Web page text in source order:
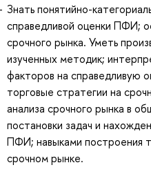
Знать понятийно-
справедливой оценки ПФИ;
срочного рынка. Уметь
изученных методик;
факторов на справедливую
торговые стратегии на
анализа срочного рынка в
постановки задач и
ПФИ; навыками построения
срочном рынке.